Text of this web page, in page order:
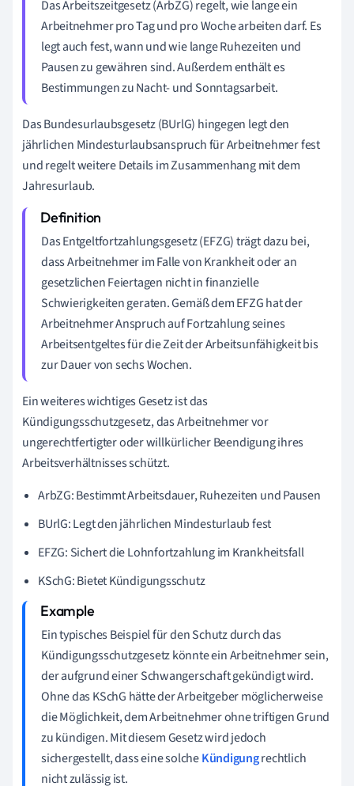
Das Arbeitszeitgesetz (ArbZG) regelt, wie lange ein
Arbeitnehmer pro Tag und pro Woche arbeiten darf. Es
legt auch fest, wann und wie lange Ruhezeiten und
Pausen zu gewähren sind. Außerdem enthält es
Bestimmungen zu Nacht- und Sonntagsarbeit.
Das Bundesurlaubsgesetz (BUrlG) hingegen legt den
jährlichen Mindesturlaubsanspruch für Arbeitnehmer fest
und regelt weitere Details im Zusammenhang mit dem
Jahresurlaub.
Das Entgeltfortzahlungsgesetz (EFZG) trägt dazu bei,
dass Arbeitnehmer im Falle von Krankheit oder an
gesetzlichen Feiertagen nicht in finanzielle
Schwierigkeiten geraten. Gemäß dem EFZG hat der
Arbeitnehmer Anspruch auf Fortzahlung seines
Arbeitsentgeltes für die Zeit der Arbeitsunfähigkeit bis
zur Dauer von sechs Wochen.
Ein weiteres wichtiges Gesetz ist das
Kündigungsschutzgesetz, das Arbeitnehmer vor
ungerechtfertigter oder willkürlicher Beendigung ihres
Arbeitsverhältnisses schützt.
ArbZG: Bestimmt Arbeitsdauer, Ruhezeiten und Pausen
BUrlG: Legt den jährlichen Mindesturlaub fest
EFZG: Sichert die Lohnfortzahlung im Krankheitsfall
KSchG: Bietet Kündigungsschutz
Ein typisches Beispiel für den Schutz durch das
Kündigungsschutzgesetz könnte ein Arbeitnehmer sein,
der aufgrund einer Schwangerschaft gekündigt wird.
Ohne das KSchG hätte der Arbeitgeber möglicherweise
die Möglichkeit, dem Arbeitnehmer ohne triftigen Grund
zu kündigen. Mit diesem Gesetz wird jedoch
sichergestellt, dass eine solcheKündigungrechtlich
nicht zulässig ist.